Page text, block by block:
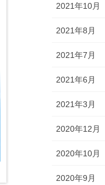
2021年10月
2021年8月
2021年7月
2021年6月
2021年3月
2020年12月
2020年10月
2020年9月